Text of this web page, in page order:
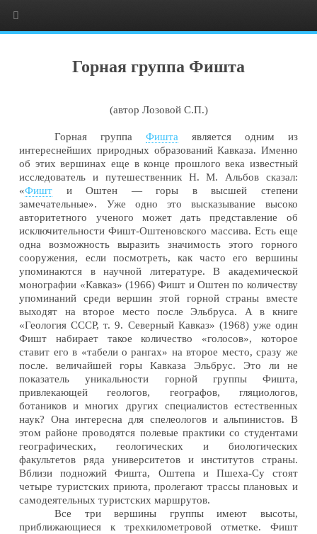
Горная группа Фишта
(автор Лозовой С.П.)
Горная группаФишта является одним из
интереснейших природных образований Кавказа. Именно
об этих вершинах еще в конце прошлого века известный
исследователь и путешественник Н. М. Альбов сказал:
«Фишт и Оштен — горы в высшей степени
замечательные». Уже одно это высказывание высоко
авторитетного ученого может дать представление об
исключительности Фишт-Оштеновского массива. Есть еще
одна возможность выразить значимость этого горного
сооружения, если посмотреть, как часто его вершины
упоминаются в научной литературе. В академической
монографии «Кавказ» (1966) Фишт и Оштен по количеству
упоминаний среди вершин этой горной страны вместе
выходят на второе место после Эльбруса. А в книге
«Геология СССР, т. 9. Северный Кавказ» (1968) уже один
Фишт набирает такое количество «голосов», которое
ставит его в «табели о рангах» на второе место, сразу же
после. величайшей горы Кавказа Эльбрус. Это ли не
показатель уникальности горной группы Фишта,
привлекающей геологов, географов, гляциологов,
ботаников и многих других специалистов естественных
наук? Она интересна для спелеологов и альпинистов. В
этом районе проводятся полевые практики со студентами
географических, геологических и биологических
факультетов ряда университетов и институтов страны.
Вблизи подножий Фишта, Оштепа и Пшеха-Су стоят
четыре туристских приюта, пролегают трассы плановых и
самодеятельных туристских маршрутов.
Все три вершины группы имеют высоты,
приближающиеся к трехкилометровой отметке. Фишт